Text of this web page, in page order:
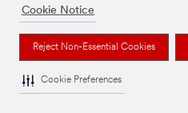
Cookie Notice
Reject Non-Essential Cookies
Cookie Preferences